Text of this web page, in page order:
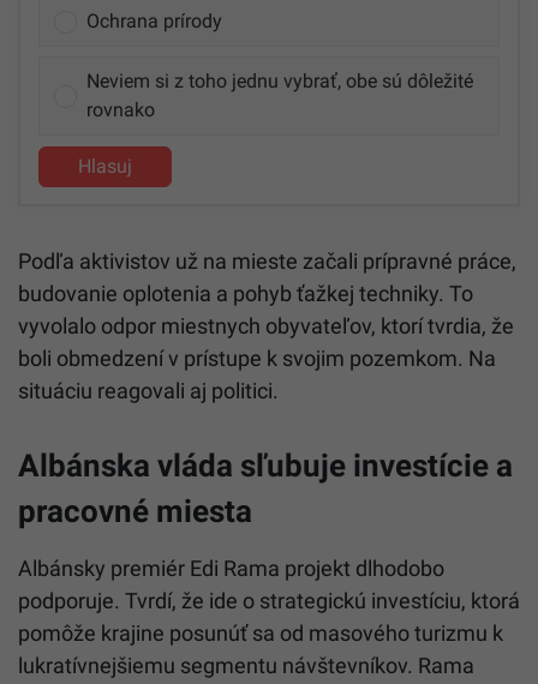
Ochrana prírody
Neviem si z toho jednu vybrať, obe sú dôležité
rovnako
Hlasuj
Podľa aktivistov už na mieste začali prípravné práce,
budovanie oplotenia a pohyb ťažkej techniky. To
vyvolalo odpor miestnych obyvateľov, ktorí tvrdia, že
boli obmedzení v prístupe k svojim pozemkom. Na
situáciu reagovali aj politici.
Albánska vláda sľubuje investície a
pracovné miesta
Albánsky premiér Edi Rama projekt dlhodobo
podporuje. Tvrdí, že ide o strategickú investíciu, ktorá
pomôže krajine posunúť sa od masového turizmu k
lukratívnejšiemu segmentu návštevníkov. Rama